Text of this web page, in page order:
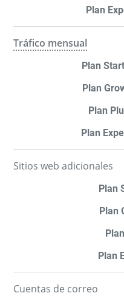
Tráfico mensual
Sitios web adicionales
Cuentas de correo